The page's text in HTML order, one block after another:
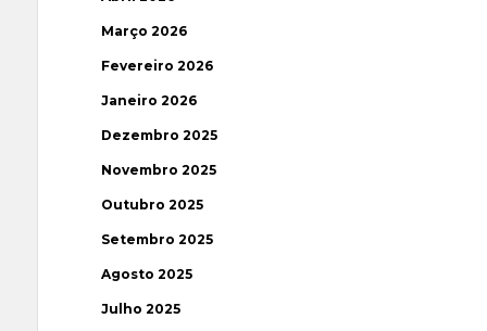
Março 2026
Fevereiro 2026
Janeiro 2026
Dezembro 2025
Novembro 2025
Outubro 2025
Setembro 2025
Agosto 2025
Julho 2025